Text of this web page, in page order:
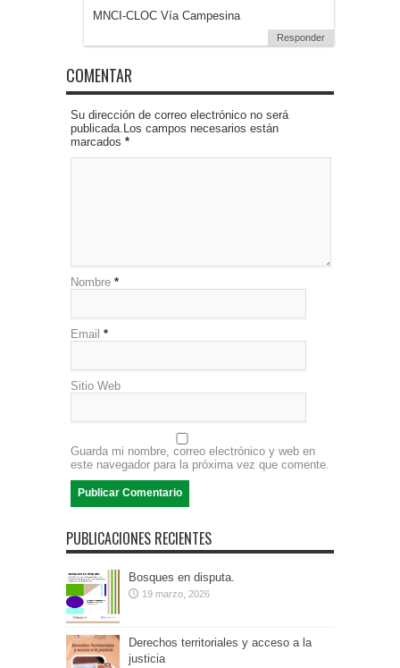
MNCI-CLOC Vía Campesina
Responder
COMENTAR
Su dirección de correo electrónico no será
publicada.Los campos necesarios están
marcados *
Nombre *
Email *
Sitio Web
Guarda mi nombre, correo electrónico y web en
este navegador para la próxima vez que comente.
PUBLICACIONES RECIENTES
Bosques en disputa.
19 marzo, 2026
Derechos territoriales y acceso a la
justicia